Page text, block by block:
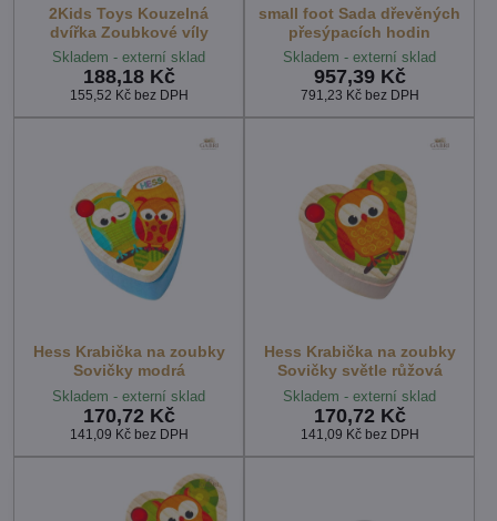
2Kids Toys Kouzelná
dvířka Zoubkové víly
Skladem - externí sklad
188,18 Kč
155,52 Kč bez DPH
small foot Sada dřevěných
přesýpacích hodin
Skladem - externí sklad
957,39 Kč
791,23 Kč bez DPH
Hess Krabička na zoubky
Sovičky modrá
Skladem - externí sklad
170,72 Kč
141,09 Kč bez DPH
Hess Krabička na zoubky
Sovičky světle růžová
Skladem - externí sklad
170,72 Kč
141,09 Kč bez DPH